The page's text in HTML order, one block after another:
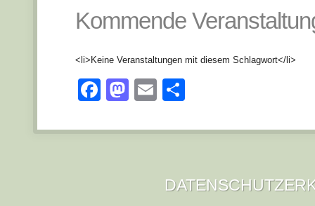
Kommende
<li>Keine Veranstaltungen mit diesem Schlagwort</li>
Facebook
Mastodon
Email